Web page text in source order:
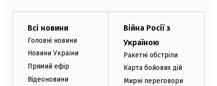
Всі новини
Головні новини
Новини України
Прямий ефір
Відеоновини
Війна Росії з
Україною
Ракетні обстріли
Карта бойових дій
Мирні переговори